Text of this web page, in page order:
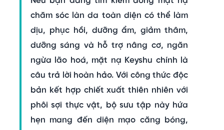
chăm sóc làn da toàn diện có thể làm
dịu, phục hồi, dưỡng ẩm, giảm thâm,
dưỡng sáng và hỗ trợ nâng cơ, ngăn
ngừa lão hoá, mặt nạ Keyshu chính là
câu trả lời hoàn hảo. Với công thức độc
bản kết hợp chiết xuất thiên nhiên với
phôi sợi thực vật, bộ sưu tập này hứa
hẹn mang đến diện mạo căng bóng,